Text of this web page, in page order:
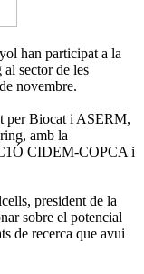
han participat a la
sector de les
novembre.
per Biocat i ASERM,
amb la
CIDEM-COPCA i
president de la
sobre el potencial
de recerca que avui